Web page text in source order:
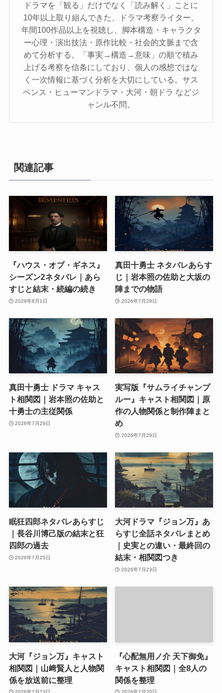
ドラマを「観る」だけでなく「読み解く」ことに
10年以上取り組んできた、ドラマ考察ライター。
年間100作品以上を視聴し、脚本構造・キャラクタ
ー心理・演出技法・原作比較・社会的文脈まで含
めて分析する。「事実→構造→意味」の順で積み
上げる考察を信条にしており、個人の感想ではな
く一次情報に基づく分析を大切にしている。サス
ペンス・ヒューマンドラマ・大河・朝ドラ などジ
ャンル不問。
関連記事
『ハウス・オブ・ギネス』
シーズン2ネタバレ｜あら
すじと結末・続編の続き
2026年8月1日
真田十勇士 ネタバレあらす
じ｜岩本照の佐助と大坂の
陣までの物語
2026年7月29日
真田十勇士 ドラマ キャス
ト相関図｜岩本照の佐助と
十勇士の主従関係
2026年7月29日
実写版『サムライチャンプ
ルー』キャスト相関図｜原
作の人物関係と制作陣まと
め
2026年7月29日
眠狂四郎ネタバレあらすじ
｜長谷川博己版の結末と狂
四郎の過去
2026年7月25日
大河ドラマ『ジョン万』あ
らすじ全話ネタバレまとめ
｜史実との違い・最終回の
結末・相関図つき
2026年7月23日
大河『ジョン万』キャスト
相関図｜山﨑賢人と人物関
係を放送前に整理
2026年7月23日
『心配無用ノ介 天下御免』
キャスト相関図｜全8人の
関係を整理
2026年7月20日